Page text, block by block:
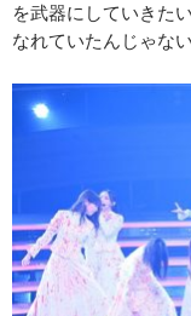
を武器にしていきた
なれていたんじゃな